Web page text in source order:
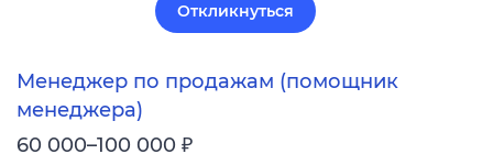
Откликнуться
Менеджер по продажам (помощник
менеджера)
60 000–100 000 ₽